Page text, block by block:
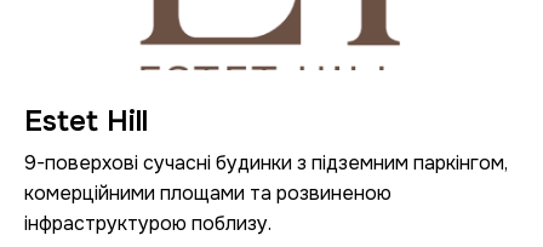
Estet Hill
9-поверхові сучасні будинки з підземним паркінгом,
комерційними площами та розвиненою
інфраструктурою поблизу.